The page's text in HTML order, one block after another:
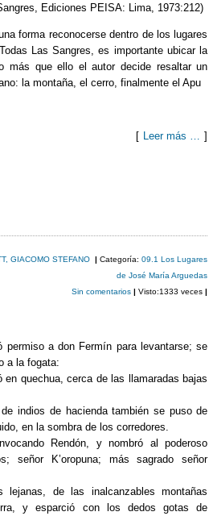
Ediciones PEISA: Lima, 1973:212)
forma reconocerse dentro de los lugares
Las Sangres, es importante ubicar la
más que ello el autor decide resaltar un
la montaña, el cerro, finalmente el Apu
[ Leer más … ]
GIACOMO STEFANO |Categoría:09.1 Los Lugares
de José María Arguedas
Sin comentarios| Visto:1333 veces|
permiso a don Fermín para levantarse; se
a la fogata:
quechua, cerca de las llamaradas bajas
indios de hacienda también se puso de
en la sombra de los corredores.
Rendón, y nombró al poderoso
señor K’oropuna; más sagrado señor
lejanas, de las inalcanzables montañas
y esparció con los dedos gotas de